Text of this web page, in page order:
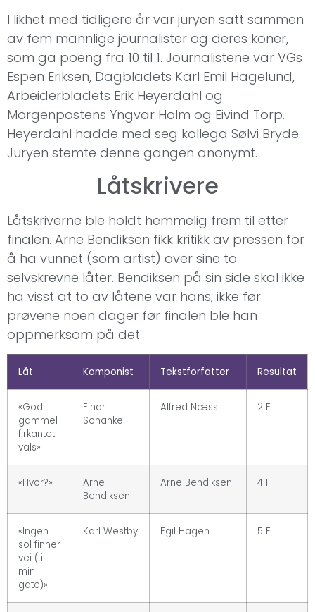
I likhet med tidligere år var juryen satt sammen
av fem mannlige journalister og deres koner,
som ga poeng fra 10 til 1. Journalistene var VGs
Espen Eriksen, Dagbladets Karl Emil Hagelund,
Arbeiderbladets Erik Heyerdahl og
Morgenpostens Yngvar Holm og Eivind Torp.
Heyerdahl hadde med seg kollega Sølvi Bryde.
Juryen stemte denne gangen anonymt.
Låtskrivere
Låtskriverne ble holdt hemmelig frem til etter
finalen. Arne Bendiksen fikk kritikk av pressen for
å ha vunnet (som artist) over sine to
selvskrevne låter. Bendiksen på sin side skal ikke
ha visst at to av låtene var hans; ikke før
prøvene noen dager før finalen ble han
oppmerksom på det.
Låt Komponist Tekstforfatter Resultat
«God
gammel
firkantet
vals»
Einar
Schanke
Alfred Næss 2 F
«Hvor?»
Arne
Bendiksen
Arne Bendiksen 4 F
«Ingen
sol finner
vei (til
min
gate)»
Karl Westby Egil Hagen 5 F